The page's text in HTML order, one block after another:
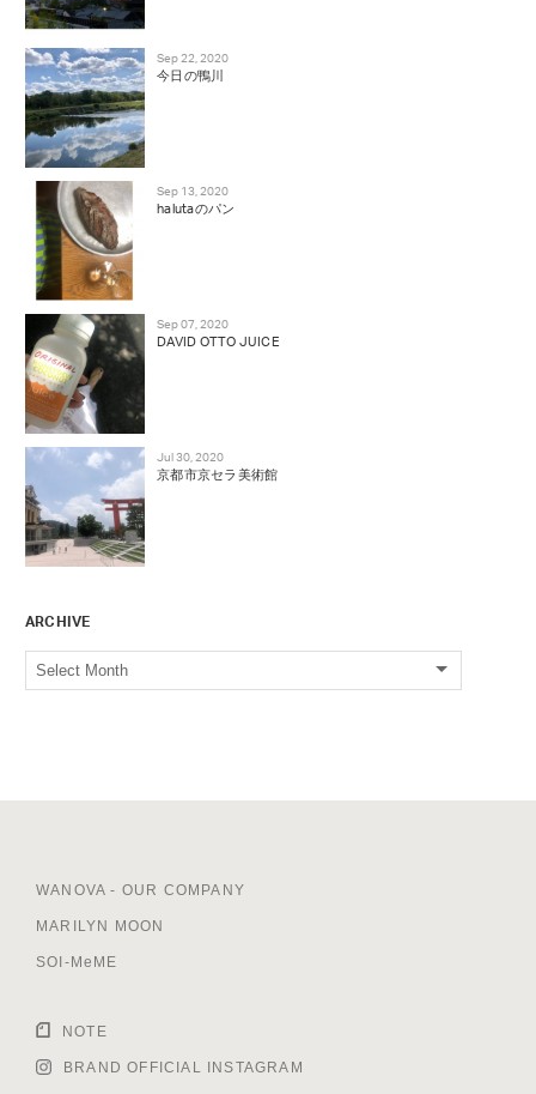
Sep 22, 2020
今日の鴨川
Sep 13, 2020
halutaのパン
Sep 07, 2020
DAVID OTTO JUICE
Jul 30, 2020
京都市京セラ美術館
ARCHIVE
WANOVA - OUR COMPANY
MARILYN MOON
SOI-MeME
NOTE
BRAND OFFICIAL INSTAGRAM